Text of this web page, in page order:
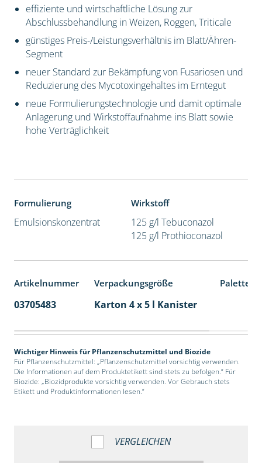
effiziente und wirtschaftliche Lösung zur
Abschlussbehandlung in Weizen, Roggen, Triticale
günstiges Preis-/Leistungsverhältnis im Blatt/Ähren-
Segment
neuer Standard zur Bekämpfung von Fusariosen und
Reduzierung des Mycotoxingehaltes im Erntegut
neue Formulierungstechnologie und damit optimale
Anlagerung und Wirkstoffaufnahme ins Blatt sowie
hohe Verträglichkeit
Formulierung
Emulsionskonzentrat
Wirkstoff
125 g/l Tebuconazol
125 g/l Prothioconazol
Artikelnummer Verpackungsgröße
03705483 Karton 4 x 5 l Kanister
Wichtiger Hinweis für Pflanzenschutzmittel und Biozide
Für Pflanzenschutzmittel: „Pflanzenschutzmittel vorsichtig verwenden.
Die Informationen auf dem Produktetikett sind stets zu befolgen.“ Für
Biozide: „Biozidprodukte vorsichtig verwenden. Vor Gebrauch stets
Etikett und Produktinformationen lesen.“
VERGLEICHEN